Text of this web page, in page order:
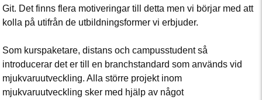
Git. Det finns flera motiveringar till detta men vi börjar med att
kolla på utifrån de utbildningsformer vi erbjuder.
Som kurspaketare, distans och campusstudent så
introducerar det er till en branchstandard som används vid
mjukvaruutveckling. Alla större projekt inom
mjukvaruutveckling sker med hjälp av något